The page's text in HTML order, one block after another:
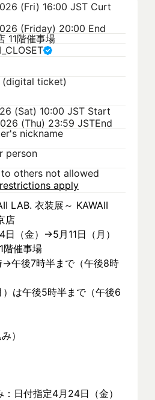
(Fri) 16:00 JST Curt
(Friday) 20:00 End
11階催事場
(digital ticket)
(Sat) 10:00 JST Start
(Thu) 23:59 JSTEnd
nickname
person
others not allowed
apply
LAB. 衣装展～ KAWAII
店
（金）→5月11日（月）
階催事場
→午後7時半まで（午後8時
は午後5時半まで（午後6
）
日付指定4月24日（金）